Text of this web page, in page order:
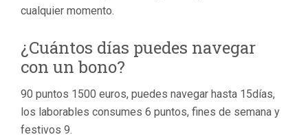
cualquier momento.
¿Cuántos días puedes navegar
con un bono?
90 puntos 1500 euros, puedes navegar hasta 15días,
los laborables consumes 6 puntos, fines de semana y
festivos 9.